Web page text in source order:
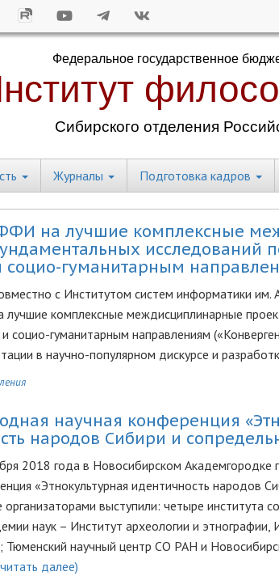
Журналы Подготовка кадров
на лучшие комплексные
исследований
гуманитарным
с Институтом систем информатики
комплексные междисциплинарные
социо-гуманитарным направлениям
в научно-популярном дискурсе и
научная конференция
народов Сибири и
2018 года в Новосибирском
«Этнокультурная идентичность народов
организаторами выступили: четыре института
наук – Институт археологии и
Тюменский научный центр СО РАН и
далее)